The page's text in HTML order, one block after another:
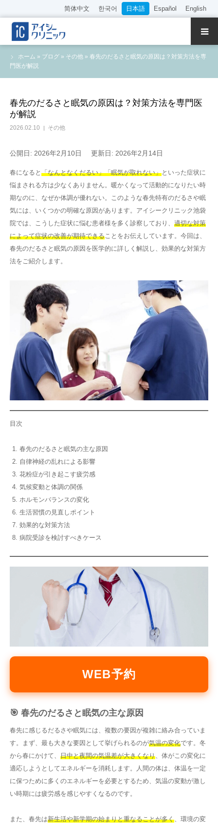
简体中文 한국어 日本語 Español English
ホーム » ブログ » その他 » 春先のだるさと眠気の原因は？対策方法を専
門医が解説
春先のだるさと眠気の原因は？対策方法を専門医
が解説
2026.02.10 その他
公開日: 2026年2月10日 更新日: 2026年2月14日
春になると 「なんとなくだるい」「眠気が取れない」といった症状に
悩まされる方は少なくありません。暖かくなって活動的になりたい時
期なのに、なぜか体調が優れない。このような春先特有のだるさや眠
気には、いくつかの明確な原因があります。アイシークリニック池袋
院では、こうした症状に悩む患者様を多く診察しており、 適切な対策
によって症状の改善が期待できることをお伝えしています。今回は、
春先のだるさと眠気の原因を医学的に詳しく解説し、効果的な対策方
法をご紹介します。
目次
春先のだるさと眠気の主な原因
自律神経の乱れによる影響
花粉症が引き起こす疲労感
気候変動と体調の関係
ホルモンバランスの変化
生活習慣の見直しポイント
効果的な対策方法
病院受診を検討すべきケース
WEB予約
🎯 春先のだるさと眠気の主な原因
春先に感じるだるさや眠気には、複数の要因が複雑に絡み合っていま
す。まず、最も大きな要因として挙げられるのが気温の変化です。冬
から春にかけて、 日中と夜間の気温差が大きくなり 、体がこの変化に
適応しようとしてエネルギーを消耗します。人間の体は、体温を一定
に保つために多くのエネルギーを必要とするため、気温の変動が激し
い時期には疲労感を感じやすくなるのです。
また、春先は新生活や新学期の始まりと重なることが多く 、環境の変
クリニック紹介
診療内容
WEB予約
料金表
採用情報
その他
言語
简体中文 日本語 Español
English